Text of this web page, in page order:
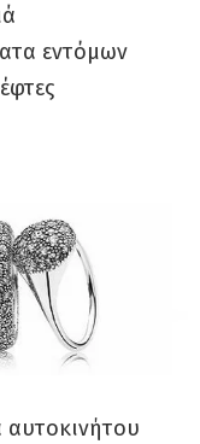
εντόμων
αυτοκινήτου